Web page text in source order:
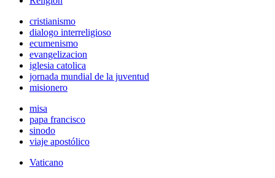
cristianismo
dialogo interreligioso
ecumenismo
evangelizacion
iglesia catolica
jornada mundial de la juventud
misionero
misa
papa francisco
sinodo
viaje apostólico
Vaticano